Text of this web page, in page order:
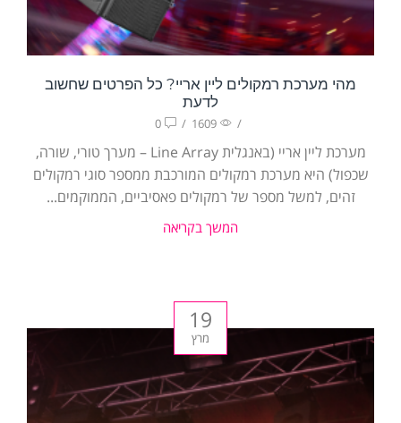
מהי מערכת רמקולים ליין אריי? כל הפרטים שחשוב
לדעת
/
1609
/
0
מערכת ליין אריי (באנגלית Line Array – מערך טורי, שורה,
שכפול) היא מערכת רמקולים המורכבת ממספר סוגי רמקולים
זהים, למשל מספר של רמקולים פאסיביים, הממוקמים...
המשך בקריאה
19
מרץ